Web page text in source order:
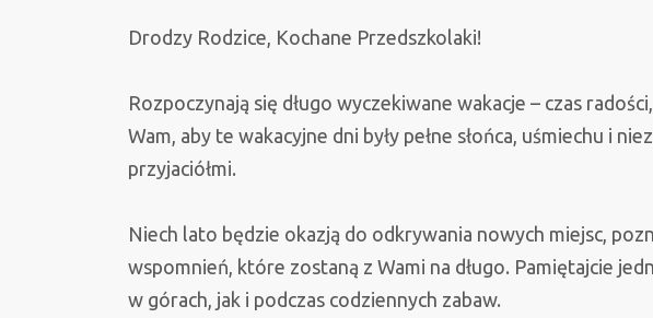
Drodzy Rodzice, Kochane Przedszkolaki!
Rozpoczynają się długo wyczekiwane wakacje – czas
Wam, aby te wakacyjne dni były pełne słońca, uśmiechu i
przyjaciółmi.
Niech lato będzie okazją do odkrywania nowych miejsc,
wspomnień, które zostaną z Wami na długo. Pamiętajcie
w górach, jak i podczas codziennych zabaw.